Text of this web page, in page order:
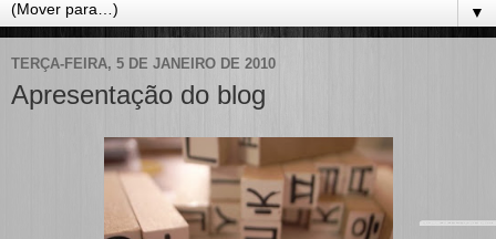
▼
TERÇA-FEIRA, 5 DE JANEIRO DE 2010
Apresentação do blog